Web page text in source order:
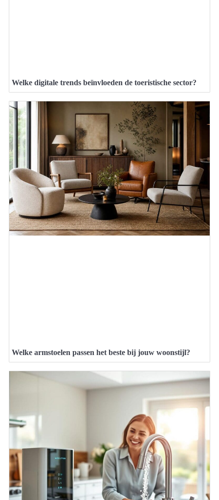
Welke digitale trends beïnvloeden de toeristische sector?
Welke armstoelen passen het beste bij jouw woonstijl?